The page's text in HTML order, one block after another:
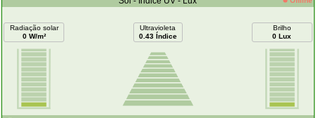
Radiação solar
0 W/m²
Ultravioleta
0.43 Índice
Brilho
0 Lux